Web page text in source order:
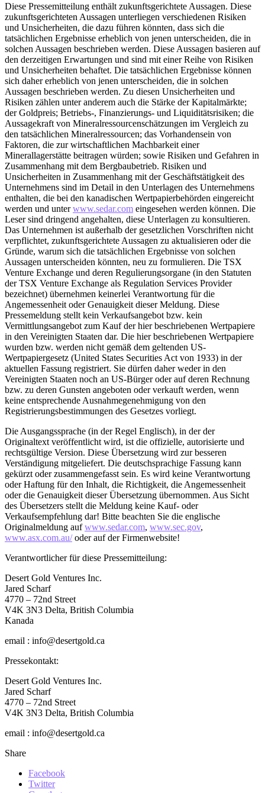
Diese Pressemitteilung enthält zukunftsgerichtete Aussagen. Diese
zukunftsgerichteten Aussagen unterliegen verschiedenen Risiken
und Unsicherheiten, die dazu führen könnten, dass sich die
tatsächlichen Ergebnisse erheblich von jenen unterscheiden, die in
solchen Aussagen beschrieben werden. Diese Aussagen basieren auf
den derzeitigen Erwartungen und sind mit einer Reihe von Risiken
und Unsicherheiten behaftet. Die tatsächlichen Ergebnisse können
sich daher erheblich von jenen unterscheiden, die in solchen
Aussagen beschrieben werden. Zu diesen Unsicherheiten und
Risiken zählen unter anderem auch die Stärke der Kapitalmärkte;
der Goldpreis; Betriebs-, Finanzierungs- und Liquiditätsrisiken; die
Aussagekraft von Mineralressourcenschätzungen im Vergleich zu
den tatsächlichen Mineralressourcen; das Vorhandensein von
Faktoren, die zur wirtschaftlichen Machbarkeit einer
Minerallagerstätte beitragen würden; sowie Risiken und Gefahren in
Zusammenhang mit dem Bergbaubetrieb. Risiken und
Unsicherheiten in Zusammenhang mit der Geschäftstätigkeit des
Unternehmens sind im Detail in den Unterlagen des Unternehmens
enthalten, die bei den kanadischen Wertpapierbehörden eingereicht
werden und unterwww.sedar.com eingesehen werden können. Die
Leser sind dringend angehalten, diese Unterlagen zu konsultieren.
Das Unternehmen ist außerhalb der gesetzlichen Vorschriften nicht
verpflichtet, zukunftsgerichtete Aussagen zu aktualisieren oder die
Gründe, warum sich die tatsächlichen Ergebnisse von solchen
Aussagen unterscheiden könnten, neu zu formulieren. Die TSX
Venture Exchange und deren Regulierungsorgane (in den Statuten
der TSX Venture Exchange als Regulation Services Provider
bezeichnet) übernehmen keinerlei Verantwortung für die
Angemessenheit oder Genauigkeit dieser Meldung. Diese
Pressemeldung stellt kein Verkaufsangebot bzw. kein
Vermittlungsangebot zum Kauf der hier beschriebenen Wertpapiere
in den Vereinigten Staaten dar. Die hier beschriebenen Wertpapiere
wurden bzw. werden nicht gemäß dem geltenden US-
Wertpapiergesetz (United States Securities Act von 1933) in der
aktuellen Fassung registriert. Sie dürfen daher weder in den
Vereinigten Staaten noch an US-Bürger oder auf deren Rechnung
bzw. zu deren Gunsten angeboten oder verkauft werden, wenn
keine entsprechende Ausnahmegenehmigung von den
Registrierungsbestimmungen des Gesetzes vorliegt.
Die Ausgangssprache (in der Regel Englisch), in der der
Originaltext veröffentlicht wird, ist die offizielle, autorisierte und
rechtsgültige Version. Diese Übersetzung wird zur besseren
Verständigung mitgeliefert. Die deutschsprachige Fassung kann
gekürzt oder zusammengefasst sein. Es wird keine Verantwortung
oder Haftung für den Inhalt, die Richtigkeit, die Angemessenheit
oder die Genauigkeit dieser Übersetzung übernommen. Aus Sicht
des Übersetzers stellt die Meldung keine Kauf- oder
Verkaufsempfehlung dar! Bitte beachten Sie die englische
Originalmeldung aufwww.sedar.com, www.sec.gov,
www.asx.com.au/oder auf der Firmenwebsite!
Verantwortlicher für diese Pressemitteilung:
Desert Gold Ventures Inc.
Jared Scharf
4770 – 72nd Street
V4K 3N3 Delta, British Columbia
Kanada
email : info@desertgold.ca
Pressekontakt:
Desert Gold Ventures Inc.
Jared Scharf
4770 – 72nd Street
V4K 3N3 Delta, British Columbia
email : info@desertgold.ca
Share
Facebook
Twitter